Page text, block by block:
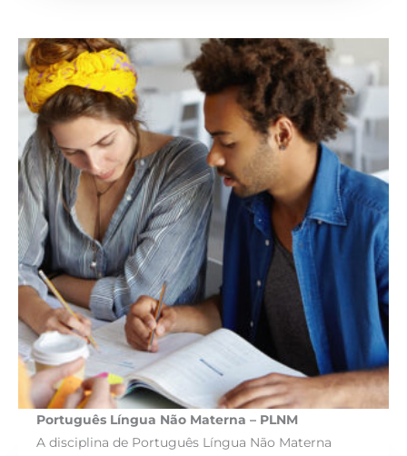
Português Língua Não Materna – PLNM
A disciplina de Português Língua Não Materna